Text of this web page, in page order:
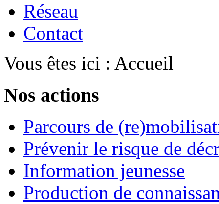
Réseau
Contact
Vous êtes ici : Accueil
Nos actions
Parcours de
Prévenir le risque de
Information jeunesse
Production de